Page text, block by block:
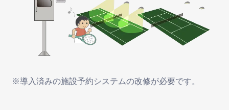
※導入済みの施設予約システムの改修が必要です。